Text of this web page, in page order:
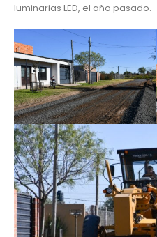
luminarias LED, el año pasado.